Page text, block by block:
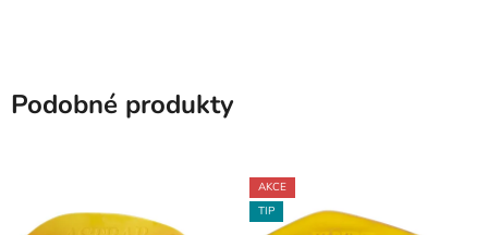
Podobné produkty
AKCE
TIP